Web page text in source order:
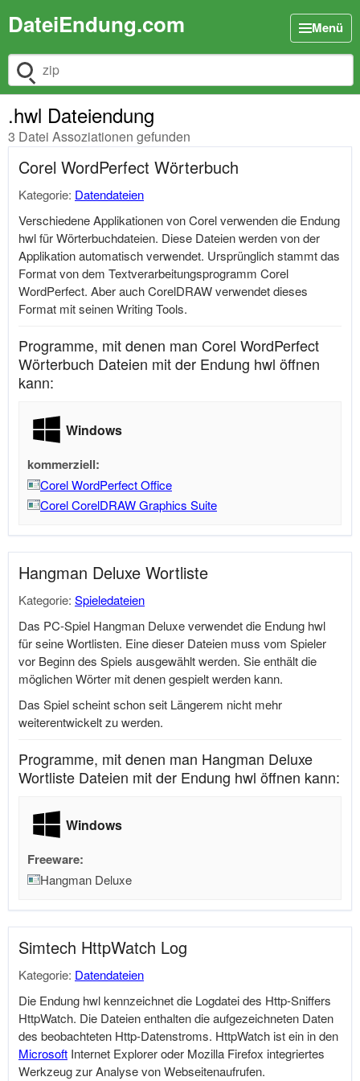
DateiEndung.com Menü
Dateiendung suchen
.hwl Dateiendung
3 Datei Assoziationen gefunden
Corel WordPerfect Wörterbuch
Kategorie: Datendateien
Verschiedene Applikationen von Corel verwenden die Endung
hwl für Wörterbuchdateien. Diese Dateien werden von der
Applikation automatisch verwendet. Ursprünglich stammt das
Format von dem Textverarbeitungsprogramm Corel
WordPerfect. Aber auch CorelDRAW verwendet dieses
Format mit seinen Writing Tools.
Programme, mit denen man Corel WordPerfect
Wörterbuch Dateien mit der Endung hwl öffnen
kann:
Windows
kommerziell:
Corel WordPerfect Office
Corel CorelDRAW Graphics Suite
Hangman Deluxe Wortliste
Kategorie: Spieledateien
Das PC-Spiel Hangman Deluxe verwendet die Endung hwl
für seine Wortlisten. Eine dieser Dateien muss vom Spieler
vor Beginn des Spiels ausgewählt werden. Sie enthält die
möglichen Wörter mit denen gespielt werden kann.
Das Spiel scheint schon seit Längerem nicht mehr
weiterentwickelt zu werden.
Programme, mit denen man Hangman Deluxe
Wortliste Dateien mit der Endung hwl öffnen kann:
Windows
Freeware:
Hangman Deluxe
Simtech HttpWatch Log
Kategorie: Datendateien
Die Endung hwl kennzeichnet die Logdatei des Http-Sniffers
HttpWatch. Die Dateien enthalten die aufgezeichneten Daten
des beobachteten Http-Datenstroms. HttpWatch ist ein in den
Microsoft Internet Explorer oder Mozilla Firefox integriertes
Werkzeug zur Analyse von Webseitenaufrufen.